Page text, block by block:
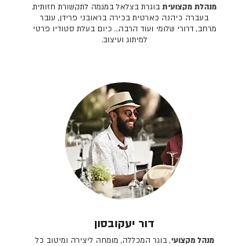
מנהלת מקצועית בוגרת בצלאל במגמה לתקשורת חזותית.
בעברה כיהנה כארטית בכירה בראובני פרידן, ענבר
מרחב, דרורי שלומי ועוד הרבה… כיום בעלת סטודיו פרטי
למיתוג ועיצוב.
דור יעקובסון
מנהל מקצועי, בוגר המכללה, מומחה ליצירה ומיטוב כל